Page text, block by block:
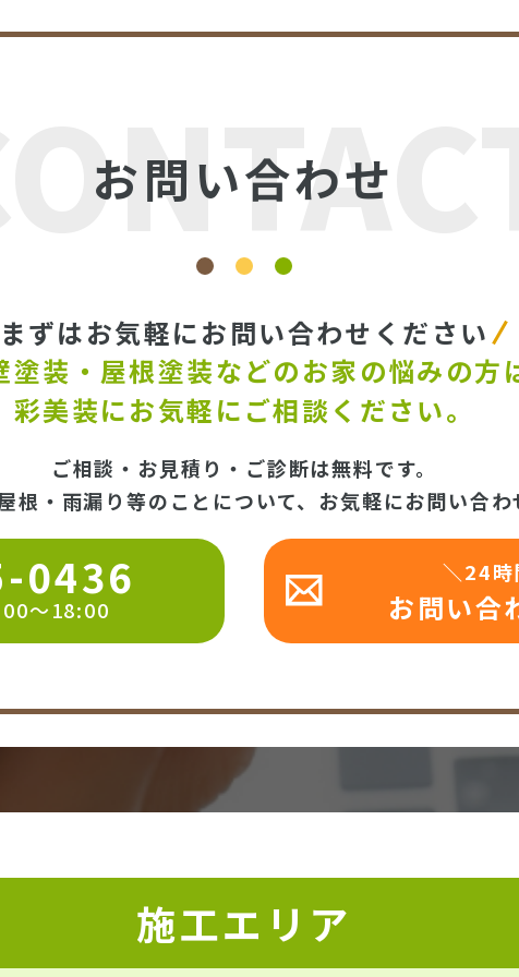
お問い合わせ
まずはお気軽にお問い合わせください
塗装・屋根塗装などのお家の悩みの方
彩美装にお気軽にご相談ください。
ご相談・お見積り・ご診断は無料です。
根・雨漏り等のことについて、お気軽にお問い合わ
0436
～18:00
＼24時
お問い合
施工エリア